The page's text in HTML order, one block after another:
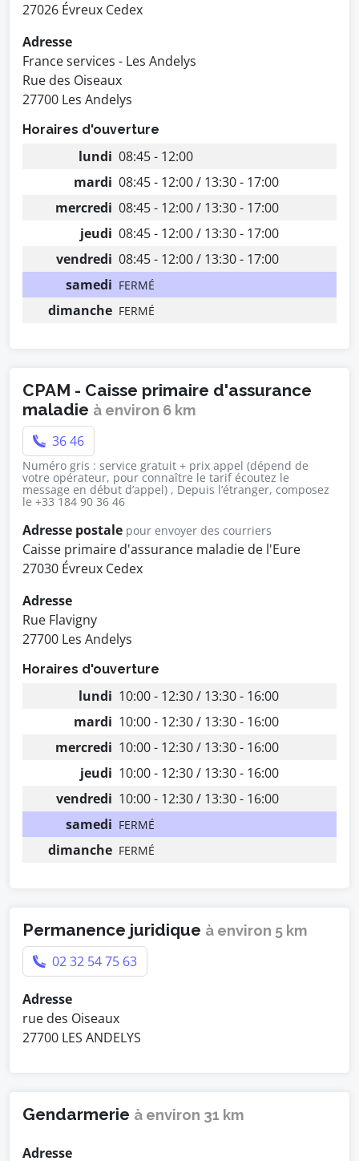
27026 Évreux Cedex
Adresse
France services - Les Andelys
Rue des Oiseaux
27700 Les Andelys
Horaires d'ouverture
lundi 08:45 - 12:00
mardi 08:45 - 12:00 / 13:30 - 17:00
mercredi 08:45 - 12:00 / 13:30 - 17:00
jeudi 08:45 - 12:00 / 13:30 - 17:00
vendredi 08:45 - 12:00 / 13:30 - 17:00
samedi FERMÉ
dimanche FERMÉ
CPAM - Caisse primaire d'assurance
maladie à environ 6 km
36 46
Numéro gris : service gratuit + prix appel (dépend de
votre opérateur, pour connaître le tarif écoutez le
message en début d’appel) , Depuis l’étranger, composez
le +33 184 90 36 46
Adresse postale pour envoyer des courriers
Caisse primaire d'assurance maladie de l'Eure
27030 Évreux Cedex
Adresse
Rue Flavigny
27700 Les Andelys
Horaires d'ouverture
lundi 10:00 - 12:30 / 13:30 - 16:00
mardi 10:00 - 12:30 / 13:30 - 16:00
mercredi 10:00 - 12:30 / 13:30 - 16:00
jeudi 10:00 - 12:30 / 13:30 - 16:00
vendredi 10:00 - 12:30 / 13:30 - 16:00
samedi FERMÉ
dimanche FERMÉ
Permanence juridique à environ 5 km
02 32 54 75 63
Adresse
rue des Oiseaux
27700 LES ANDELYS
Gendarmerie à environ 31 km
Adresse